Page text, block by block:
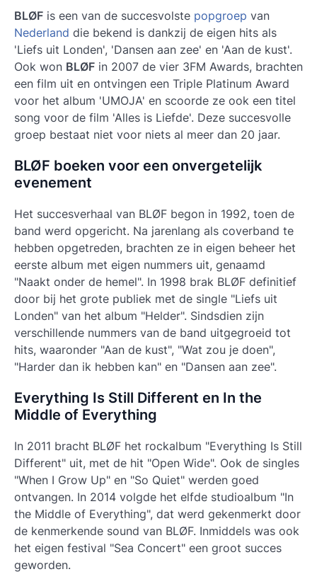
BLØF is een van de succesvolste popgroep van
Nederland die bekend is dankzij de eigen hits als
'Liefs uit Londen', 'Dansen aan zee' en 'Aan de kust'.
Ook won BLØF in 2007 de vier 3FM Awards, brachten
een film uit en ontvingen een Triple Platinum Award
voor het album 'UMOJA' en scoorde ze ook een titel
song voor de film 'Alles is Liefde'. Deze succesvolle
groep bestaat niet voor niets al meer dan 20 jaar.
BLØF boeken voor een onvergetelijk
evenement
Het succesverhaal van BLØF begon in 1992, toen de
band werd opgericht. Na jarenlang als coverband te
hebben opgetreden, brachten ze in eigen beheer het
eerste album met eigen nummers uit, genaamd
"Naakt onder de hemel". In 1998 brak BLØF definitief
door bij het grote publiek met de single "Liefs uit
Londen" van het album "Helder". Sindsdien zijn
verschillende nummers van de band uitgegroeid tot
hits, waaronder "Aan de kust", "Wat zou je doen",
"Harder dan ik hebben kan" en "Dansen aan zee".
Everything Is Still Different en In the
Middle of Everything
In 2011 bracht BLØF het rockalbum "Everything Is Still
Different" uit, met de hit "Open Wide". Ook de singles
"When I Grow Up" en "So Quiet" werden goed
ontvangen. In 2014 volgde het elfde studioalbum "In
the Middle of Everything", dat werd gekenmerkt door
de kenmerkende sound van BLØF. Inmiddels was ook
het eigen festival "Sea Concert" een groot succes
geworden.